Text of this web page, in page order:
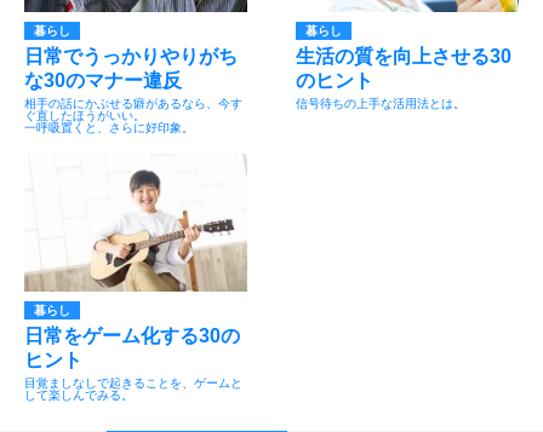
暮らし
日常でうっかりやりがち
な30のマナー違反
相手の話にかぶせる癖があるなら、今す
ぐ直したほうがいい。
一呼吸置くと、さらに好印象。
暮らし
生活の質を向上させる30
のヒント
信号待ちの上手な活用法とは。
暮らし
日常をゲーム化する30の
ヒント
目覚ましなしで起きることを、ゲームと
して楽しんでみる。